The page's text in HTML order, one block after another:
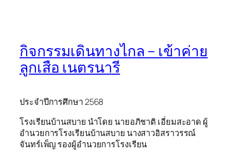
กิจกรรมเดินทางไกล – เข้าค่าย
ลูกเสือ เนตรนารี
ประจำปีการศึกษา 2568
โรงเรียนบ้านสบาย นำโดย นายอภิชาติ เอี่ยมสะอาด ผู้
อำนวยการโรงเรียนบ้านสบาย นางสาวอิสราวรรณ์
จันทร์เพ็ญ รองผู้อำนวยการโรงเรียน